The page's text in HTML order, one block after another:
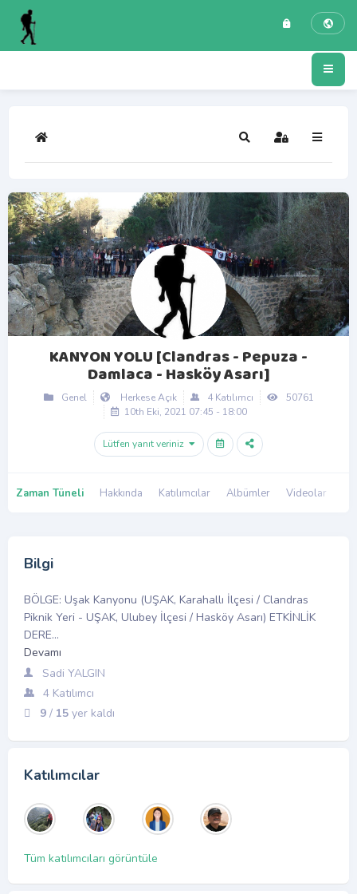
Ana Sayfa Ara Oturum Açın
KANYON YOLU [Clandras - Pepuza -
Damlaca - Hasköy Asarı]
Genel Herkese Açık 4 Katılımcı
50761
10th Eki, 2021 07:45 - 18:00
Lütfen yanıt veriniz
Zaman Tüneli Hakkında Katılımcılar Albümler Videolar
Bilgi
BÖLGE: Uşak Kanyonu (UŞAK, Karahallı İlçesi / Clandras
Piknik Yeri - UŞAK, Ulubey İlçesi / Hasköy Asarı) ETKİNLİK
DERE...
Devamı
Sadi YALGIN
4 Katılımcı
9 / 15 yer kaldı
Katılımcılar
Tüm katılımcıları görüntüle